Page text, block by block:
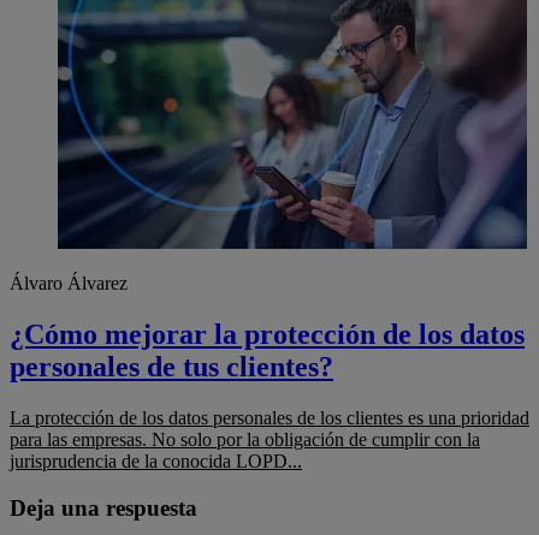
Álvaro Álvarez
¿Cómo mejorar la protección de los datos
personales de tus clientes?
La protección de los datos personales de los clientes es una prioridad
para las empresas. No solo por la obligación de cumplir con la
jurisprudencia de la conocida LOPD...
Deja una respuesta